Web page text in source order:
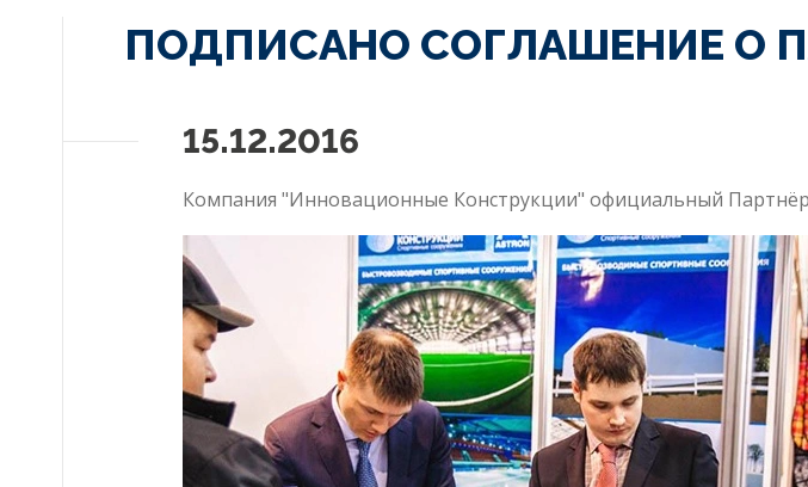
ПОДПИСАНО СОГЛАШЕНИЕ О
15.12.2016
Компания "Инновационные Конструкции" официальный